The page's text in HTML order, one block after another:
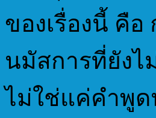
ของเรื่องนี้ คื
นมัสการที่ยังไ
ไม่ใช่แค่คำพู